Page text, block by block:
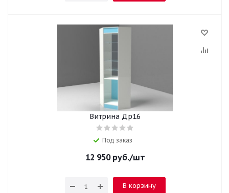
Витрина Др16
Под заказ
12 950руб./шт
В корзину